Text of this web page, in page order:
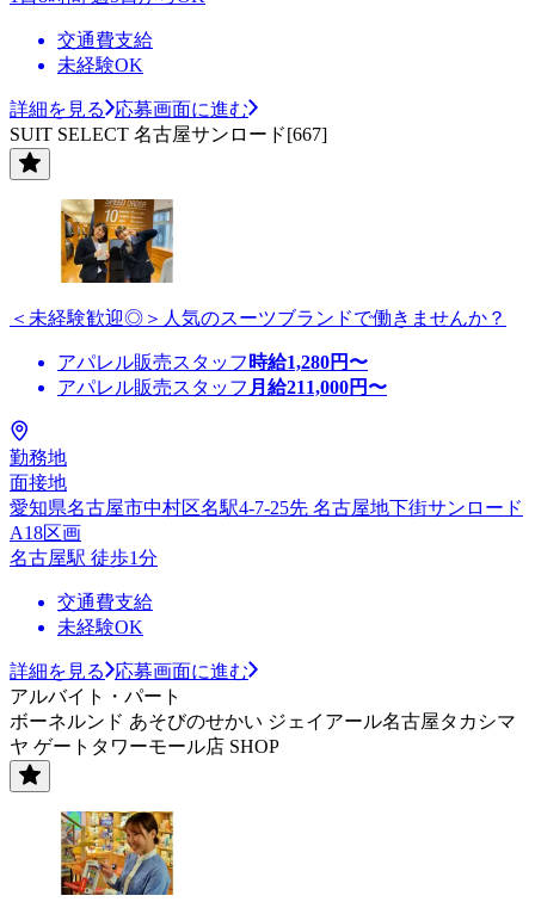
交通費支給
未経験OK
詳細を見る
応募画面に進む
SUIT SELECT 名古屋サンロード[667]
＜未経験歓迎◎＞人気のスーツブランドで働きませんか？
アパレル販売スタッフ 時給1,280円〜
アパレル販売スタッフ 月給211,000円〜
勤務地
面接地
愛知県名古屋市中村区名駅4-7-25先 名古屋地下街サンロード
A18区画
名古屋駅 徒歩1分
交通費支給
未経験OK
詳細を見る
応募画面に進む
アルバイト・パート
ボーネルンド あそびのせかい ジェイアール名古屋タカシマ
ヤ ゲートタワーモール店 SHOP